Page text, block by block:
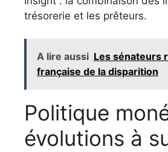
trésorerie et les prêteurs.
A lire aussi Les sénateurs
française de la disparition
Politique
évolutions à